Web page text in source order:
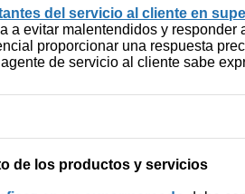
del servicio al cliente en
a evitar malentendidos y
proporcionar una respuesta
de servicio al cliente sabe
de los productos y servicios